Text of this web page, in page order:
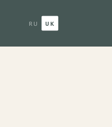
RU UK